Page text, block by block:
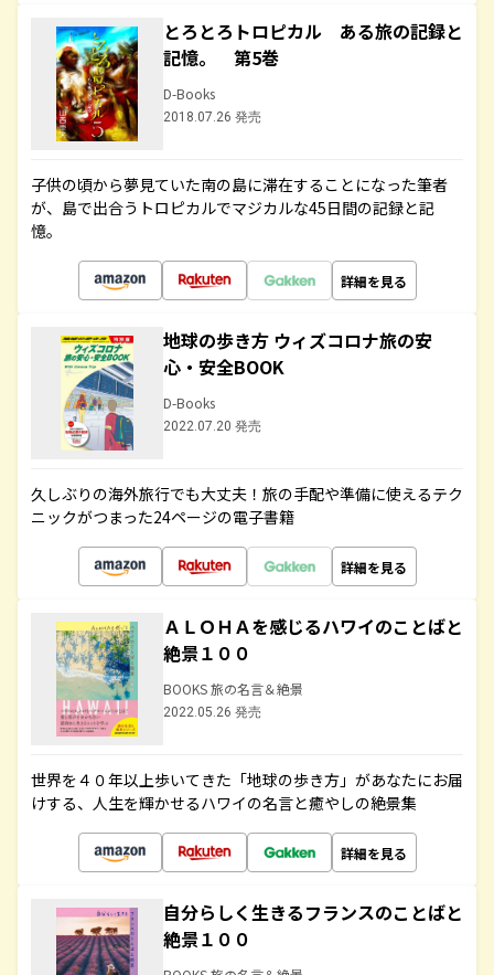
とろとろトロピカル ある旅の記録と
記憶。 第5巻
D-Books
2018.07.26 発売
子供の頃から夢見ていた南の島に滞在することになった筆者
が、島で出合うトロピカルでマジカルな45日間の記録と記
憶。
詳細を見る
地球の歩き方 ウィズコロナ旅の安
心・安全BOOK
D-Books
2022.07.20 発売
久しぶりの海外旅行でも大丈夫！旅の手配や準備に使えるテク
ニックがつまった24ページの電子書籍
詳細を見る
ＡＬＯＨＡを感じるハワイのことばと
絶景１００
BOOKS 旅の名言＆絶景
2022.05.26 発売
世界を４０年以上歩いてきた「地球の歩き方」があなたにお届
けする、人生を輝かせるハワイの名言と癒やしの絶景集
詳細を見る
自分らしく生きるフランスのことばと
絶景１００